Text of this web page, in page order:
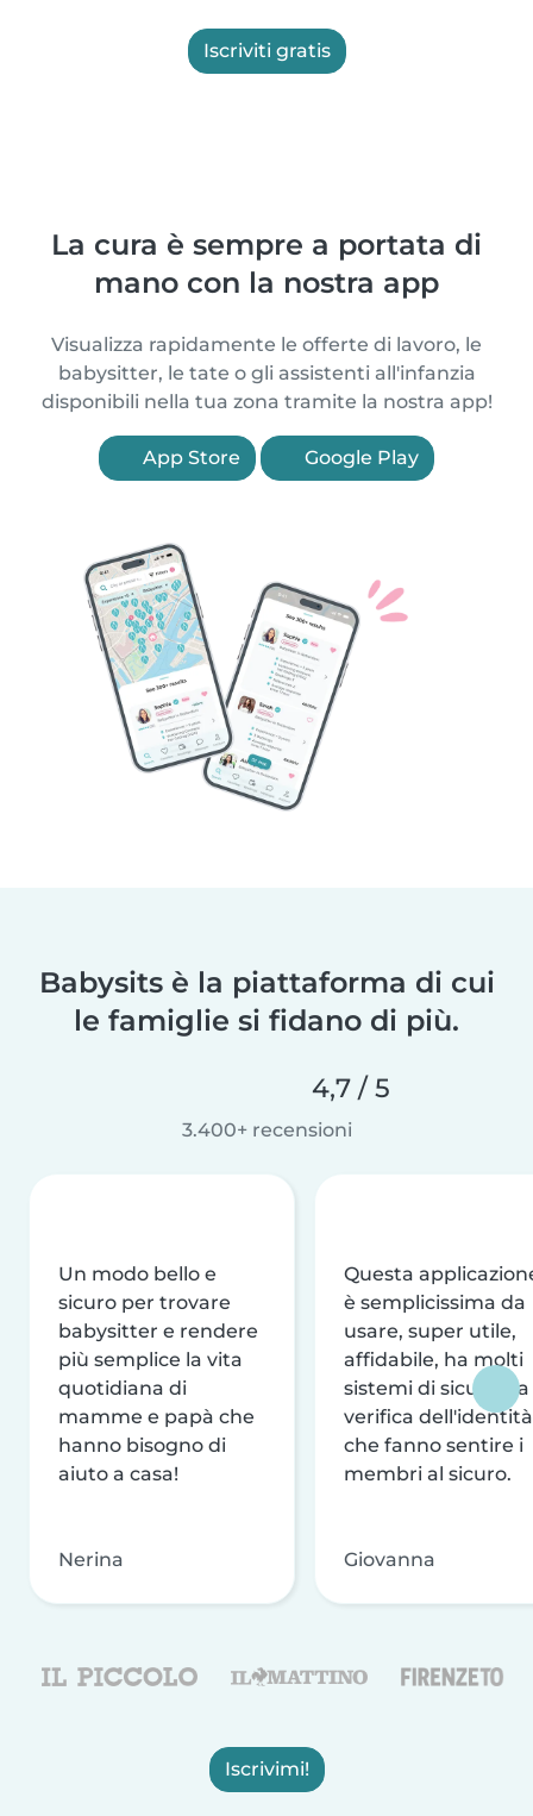
Iscriviti gratis
La cura è sempre a portata di
mano con la nostra app
Visualizza rapidamente le offerte di lavoro, le
babysitter, le tate o gli assistenti all'infanzia
disponibili nella tua zona tramite la nostra app!
App Store Google Play
Babysits è la piattaforma di cui
le famiglie si fidano di più.
4,7 / 5
3.400+ recensioni
Un modo bello e
sicuro per trovare
babysitter e rendere
più semplice la vita
quotidiana di
mamme e papà che
hanno bisogno di
aiuto a casa!
Nerina
Questa
è semplicissima da
usare, super utile,
affidabile, ha molti
sistemi di sicurezza
verifica dell'identità
che fanno sentire i
membri al sicuro.
Giovanna
Iscrivimi!